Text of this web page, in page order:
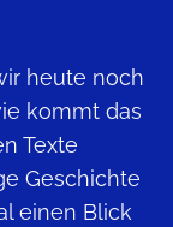
heute noch
kommt das
Texte
Geschichte
einen Blick